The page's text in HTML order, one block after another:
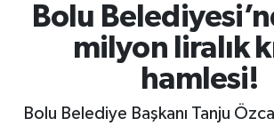
Bolu
milyon liralık
hamlesi!
Bolu Belediye Başkanı Tanju